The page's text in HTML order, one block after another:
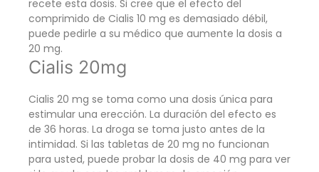
recete esta dosis. Si cree que el efecto del
comprimido de Cialis 10 mg es demasiado débil,
puede pedirle a su médico que aumente la dosis a
20 mg.
Cialis 20mg
Cialis 20 mg se toma como una dosis única para
estimular una erección. La duración del efecto es
de 36 horas. La droga se toma justo antes de la
intimidad. Si las tabletas de 20 mg no funcionan
para usted, puede probar la dosis de 40 mg para ver